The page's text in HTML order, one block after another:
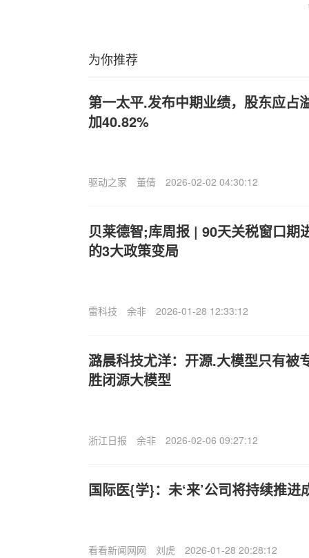
为你推荐
第一太平.发布中期业绩，股东应占
加40.82%
驱动之家 董倩 2026-02-02 04:30:12
贝莱德智;库周报 | 90天关税窗口期
的3大政策变局
雷科技 余非 2026-01-28 12:33:12
潞晨科技尤洋：开源.大模型只有被
胜闭源大模型
浙江日报 余非 2026-02-06 09:27:12
国际医{学}：未‘来’公司将持续推进
看看新闻网网 刘虎 2026-01-28 20:28:12